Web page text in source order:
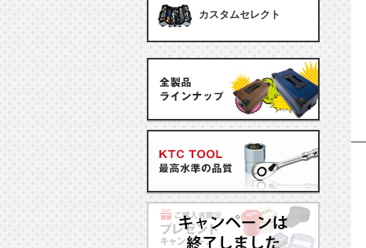
カスタムセレクト